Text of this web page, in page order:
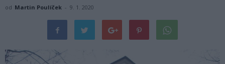
od Martin Poulíček - 9. 1. 2020